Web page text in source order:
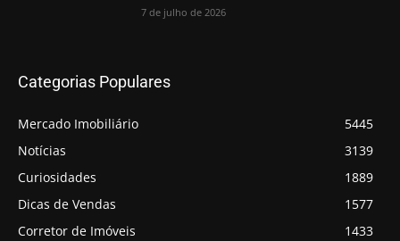
7 de julho de 2026
Categorias Populares
Mercado Imobiliário
5445
Notícias
3139
Curiosidades
1889
Dicas de Vendas
1577
Corretor de Imóveis
1433